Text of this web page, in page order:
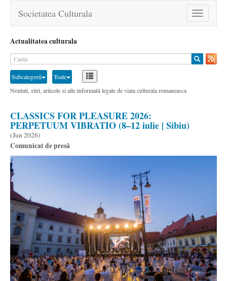
Toggle
navigation
Societatea Culturala
Actualitatea culturala
Subcategorii
Toate
Noutati, stiri, articole si alte informatii legate de viata culturala romaneasca
CLASSICS FOR PLEASURE 2026:
PERPETUUM VIBRATIO (8–12 iulie | Sibiu)
(Jun 2026)
Comunicat de presă